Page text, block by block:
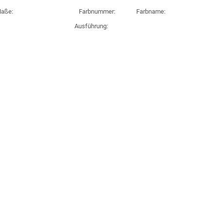
Farbnummer:
Farbname:
Ausführung: